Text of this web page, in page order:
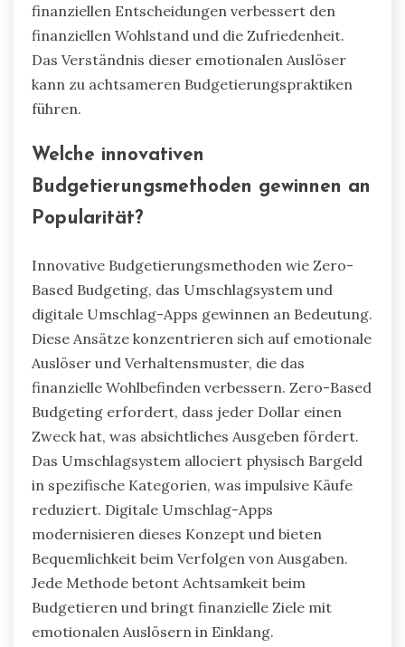
finanziellen Entscheidungen verbessert den
finanziellen Wohlstand und die Zufriedenheit.
Das Verständnis dieser emotionalen Auslöser
kann zu achtsameren Budgetierungspraktiken
führen.
Welche innovativen
Budgetierungsmethoden gewinnen an
Popularität?
Innovative Budgetierungsmethoden wie Zero-
Based Budgeting, das Umschlagsystem und
digitale Umschlag-Apps gewinnen an Bedeutung.
Diese Ansätze konzentrieren sich auf emotionale
Auslöser und Verhaltensmuster, die das
finanzielle Wohlbefinden verbessern. Zero-Based
Budgeting erfordert, dass jeder Dollar einen
Zweck hat, was absichtliches Ausgeben fördert.
Das Umschlagsystem allociert physisch Bargeld
in spezifische Kategorien, was impulsive Käufe
reduziert. Digitale Umschlag-Apps
modernisieren dieses Konzept und bieten
Bequemlichkeit beim Verfolgen von Ausgaben.
Jede Methode betont Achtsamkeit beim
Budgetieren und bringt finanzielle Ziele mit
emotionalen Auslösern in Einklang.